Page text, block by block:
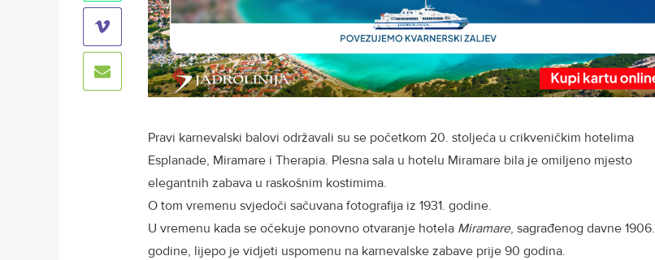
Pravi karnevalski balovi održavali su se početkom 20. stoljeća u crikveničkim hotelima
Esplanade, Miramare i Therapia. Plesna sala u hotelu Miramare bila je omiljeno mjesto
elegantnih zabava u raskošnim kostimima.
O tom vremenu svjedoči sačuvana fotografija iz 1931. godine.
U vremenu kada se očekuje ponovno otvaranje hotela Miramare, sagrađenog davne 1906.
godine, lijepo je vidjeti uspomenu na karnevalske zabave prije 90 godina.